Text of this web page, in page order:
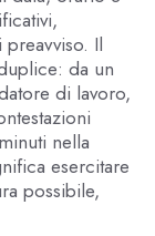
Il
da un
di lavoro,
nella
esercitare
possibile,